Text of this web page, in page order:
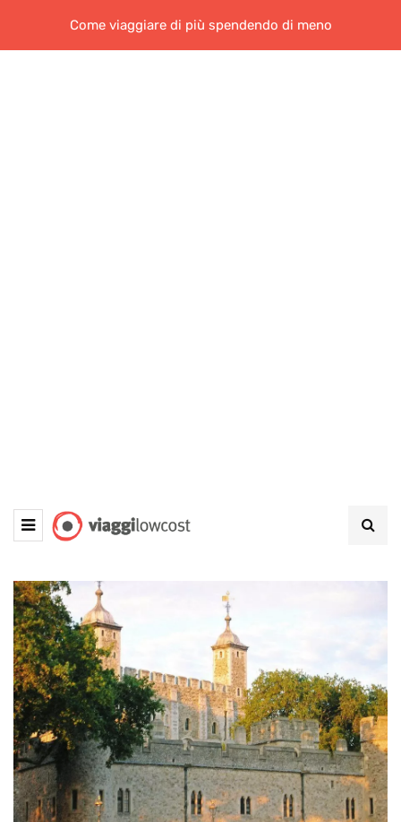
Come viaggiare di più spendendo di meno